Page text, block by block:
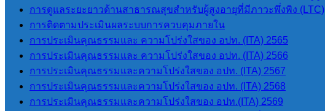
การดูแลระยะยาวด้านสาธารณสุขสำหรับผู้สูงอายุที่มีภาวะพึ่งพิง (LTC)
การติดตามประเมินผลระบบการควบคุมภายใน
การประเมินคุณธรรมและ ความโปร่งใสของ อปท. (ITA) 2565
การประเมินคุณธรรมและ ความโปร่งใสของ อปท. (ITA) 2566
การประเมินคุณธรรมและความโปร่งใสของ อปท. (ITA) 2567
การประเมินคุณธรรมและความโปร่งใสของ อปท. (ITA) 2568
การประเมินคุณธรรมและความโปร่งใสของ อปท.(ITA) 2569
เมนูหลัก
หน้าแรก
ข้อมูลทั่วไป
ประวัติองค์การบริหารส่วนตำบลสบ